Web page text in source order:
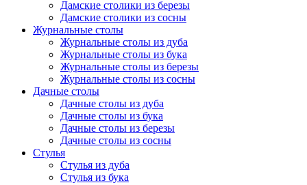
Дамские столики из березы
Дамские столики из сосны
Журнальные столы
Журнальные столы из дуба
Журнальные столы из бука
Журнальные столы из березы
Журнальные столы из сосны
Дачные столы
Дачные столы из дуба
Дачные столы из бука
Дачные столы из березы
Дачные столы из сосны
Стулья
Стулья из дуба
Стулья из бука